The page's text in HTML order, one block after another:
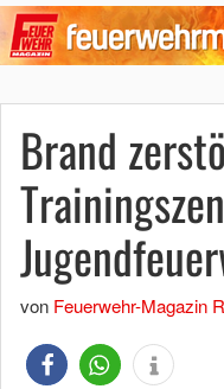
Brand
von Feuerwehr-Magazin